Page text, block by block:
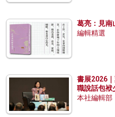
葛亮：見南
編輯精選
書展2026
職說話包袱
本社編輯部